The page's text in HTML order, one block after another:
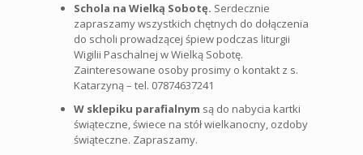
Schola na Wielką Sobotę. Serdecznie
zapraszamy wszystkich chętnych do dołączenia
do scholi prowadzącej śpiew podczas liturgii
Wigilii Paschalnej w Wielką Sobotę.
Zainteresowane osoby prosimy o kontakt z s.
Katarzyną – tel. 07874637241
W sklepiku parafialnym są do nabycia kartki
świąteczne, świece na stół wielkanocny, ozdoby
świąteczne. Zapraszamy.